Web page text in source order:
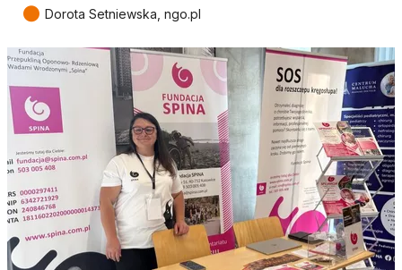
● Dorota Setniewska, ngo.pl